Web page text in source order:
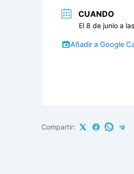
CUANDO
El 8 de junio a
Añadir a Google
Compartir: